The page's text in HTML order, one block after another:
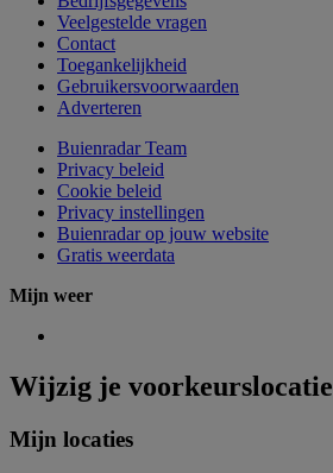
Veelgestelde vragen
Contact
Toegankelijkheid
Gebruikersvoorwaarden
Adverteren
Buienradar Team
Privacy beleid
Cookie beleid
Privacy instellingen
Buienradar op jouw website
Gratis weerdata
Mijn weer
Wijzig je voorkeurslocatie
Mijn locaties